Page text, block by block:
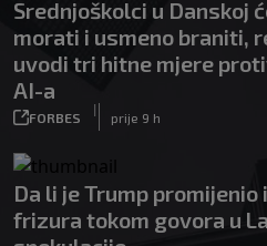
Srednjoškolci u Danskoj
morati i usmeno braniti,
uvodi tri hitne mjere
AI-a
FORBES
|
prije 9 h
Da li je Trump
frizura tokom govora u